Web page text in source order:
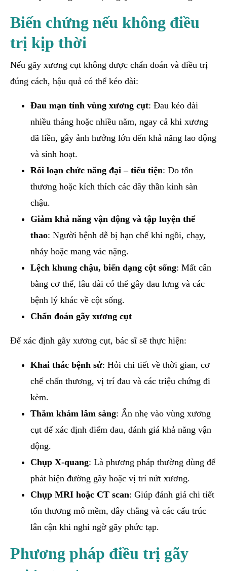
Biến chứng nếu không điều
trị kịp thời
Nếu gãy xương cụt không được chẩn đoán và điều trị
đúng cách, hậu quả có thể kéo dài:
Đau mạn tính vùng xương cụt: Đau kéo dài
nhiều tháng hoặc nhiều năm, ngay cả khi xương
đã liền, gây ảnh hưởng lớn đến khả năng lao động
và sinh hoạt.
Rối loạn chức năng đại – tiểu tiện: Do tổn
thương hoặc kích thích các dây thần kinh sàn
chậu.
Giảm khả năng vận động và tập luyện thể
thao: Người bệnh dễ bị hạn chế khi ngồi, chạy,
nhảy hoặc mang vác nặng.
Lệch khung chậu, biến dạng cột sống: Mất cân
bằng cơ thể, lâu dài có thể gây đau lưng và các
bệnh lý khác về cột sống.
Chẩn đoán gãy xương cụt
Để xác định gãy xương cụt, bác sĩ sẽ thực hiện:
Khai thác bệnh sử: Hỏi chi tiết về thời gian, cơ
chế chấn thương, vị trí đau và các triệu chứng đi
kèm.
Thăm khám lâm sàng: Ấn nhẹ vào vùng xương
cụt để xác định điểm đau, đánh giá khả năng vận
động.
Chụp X-quang: Là phương pháp thường dùng để
phát hiện đường gãy hoặc vị trí nứt xương.
Chụp MRI hoặc CT scan: Giúp đánh giá chi tiết
tổn thương mô mềm, dây chằng và các cấu trúc
lân cận khi nghi ngờ gãy phức tạp.
Phương pháp điều trị gãy